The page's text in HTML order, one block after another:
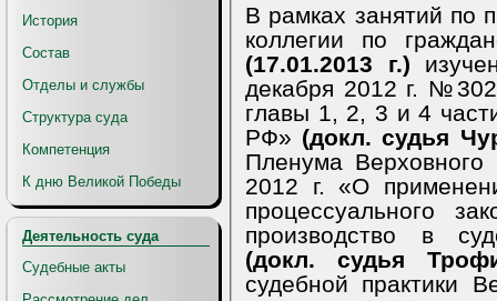
История
Состав
Отделы и службы
Структура суда
Компетенция
К дню Великой Победы
Деятельность суда
Судебные акты
В рамках занятий по
коллегии по
(17.01.2013 г.)
декабря 2012 г.
главы 1, 2, 3 и 4
РФ» (докл. судья
Пленума
2012 г. «О
процессуального
производство в
(докл. судья
судебной практики